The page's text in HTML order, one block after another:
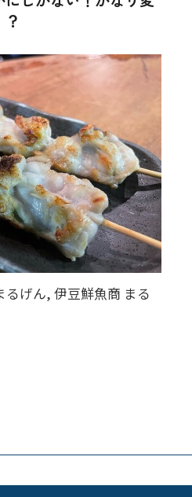
るげん, 伊豆鮮魚商 まる